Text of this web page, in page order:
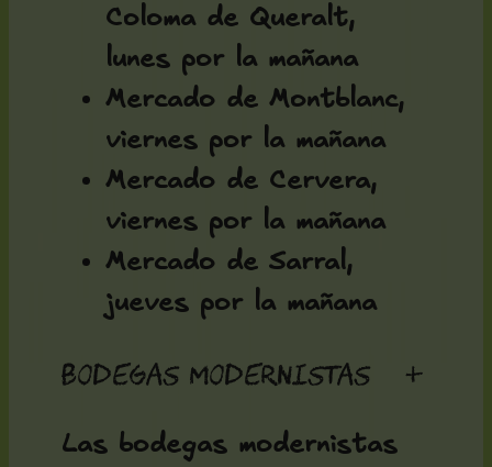
Coloma de Queralt,
lunes por la mañana
Mercado de Montblanc,
viernes por la mañana
Mercado de Cervera,
viernes por la mañana
Mercado de Sarral,
jueves por la mañana
Bodegas modernistas +
Las bodegas modernistas